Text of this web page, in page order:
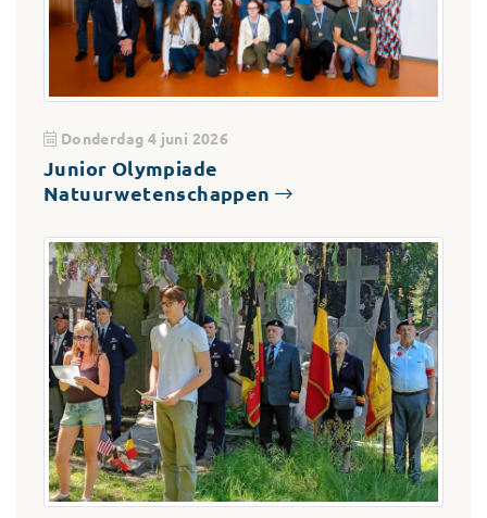
Donderdag 4 juni 2026
Junior Olympiade
Natuurwetenschappen